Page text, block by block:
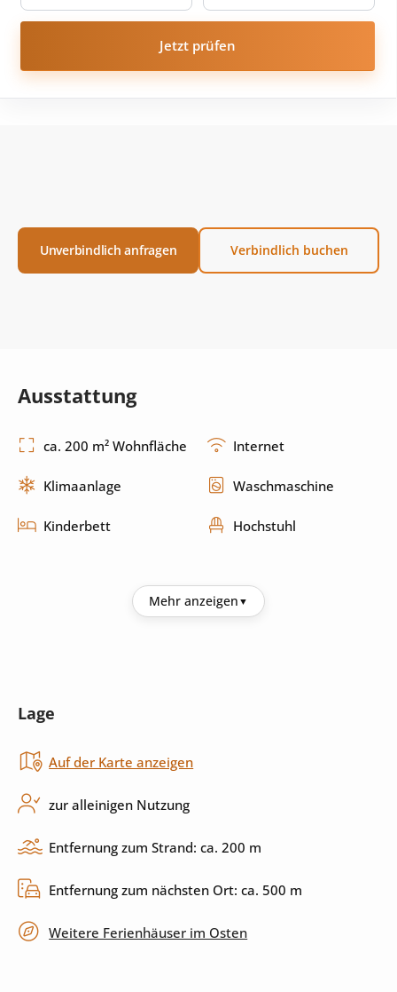
Jetzt prüfen
Unverbindlich anfragen Verbindlich buchen
Ausstattung
ca. 200 m² Wohnfläche Internet
Klimaanlage Waschmaschine
Kinderbett Hochstuhl
Backofen
Induktionskochfeld
Spülmaschine
Außenbereich
Mehr anzeigen
Lage
Auf der Karte anzeigen
zur alleinigen Nutzung
Entfernung zum Strand: ca. 200 m
Entfernung zum nächsten Ort: ca. 500 m
Weitere Ferienhäuser im Osten